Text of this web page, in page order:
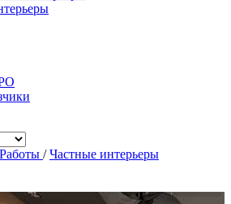
Работы /Частные интерьеры